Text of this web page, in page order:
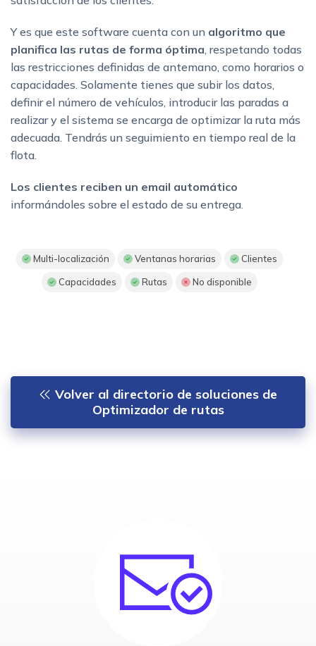
Y es que este software cuenta con un algoritmo que
planifica las rutas de forma óptima , respetando todas
las restricciones definidas de antemano, como horarios o
capacidades. Solamente tienes que subir los datos,
definir el número de vehículos, introducir las paradas a
realizar y el sistema se encarga de optimizar la ruta más
adecuada. Tendrás un seguimiento en tiempo real de la
flota.
Los clientes reciben un email automático
informándoles sobre el estado de su entrega.
Multi-localización Ventanas horarias Clientes
Capacidades Rutas No disponible
Volver al directorio de soluciones de
Optimizador de rutas